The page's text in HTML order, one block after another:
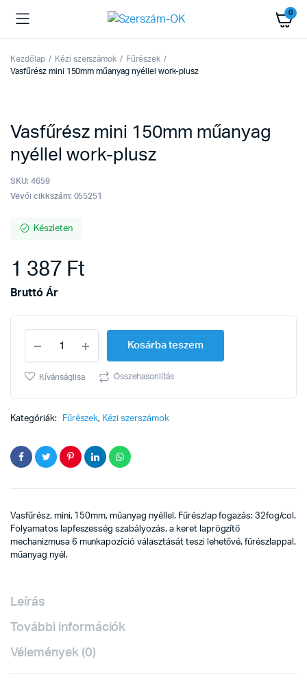
0
Kezdőlap Kézi szerszámok
Fűrészek
Vasfűrész mini 150mm műanyag nyéllel work-plusz
Vasfűrész mini 150mm műanyag
nyéllel work-plusz
SKU: 4659
Vevői cikkszám: 055251
Készleten
1 387 Ft
Bruttó Ár
mini
150mm
műanyag
work-
plusz
Kosárba teszem
Kívánságlisa Összehasonlítás
Kategóriák: Fűrészek, Kézi szerszámok
Vasfűrész, mini, 150mm, műanyag nyéllel. Fűrészlap fogazás: 32fog/col.
Folyamatos lapfeszesség szabályozás, a keret laprögzítő
mechanizmusa 6 munkapozíció választását teszi lehetővé, fűrészlappal,
műanyag nyél.
Leírás
További információk
Vélemények (0)